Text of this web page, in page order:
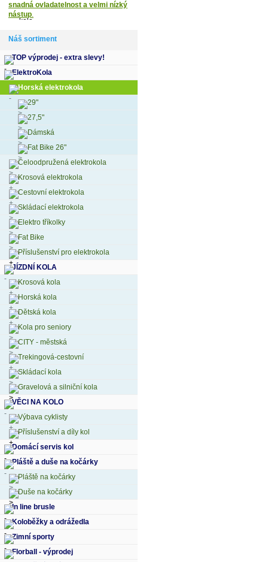
snadná ovladatelnost a velmi nízký
nástup.
Náš sortiment
TOP výprodej - extra slevy!
ElektroKola
Horská elektrokola
29"
27,5"
Dámská
Fat Bike 26"
Celoodpružená elektrokola
Krosová elektrokola
Cestovní elektrokola
Skládací elektrokola
Elektro tříkolky
Fat Bike
Příslušenství pro elektrokola
JÍZDNÍ KOLA
Krosová kola
Horská kola
Dětská kola
Kola pro seniory
CITY - městská
Trekingová-cestovní
Skládací kola
Gravelová a silniční kola
VĚCI NA KOLO
Výbava cyklisty
Příslušenství a díly kol
Domácí servis kol
Pláště a duše na kočárky
Pláště na kočárky
Duše na kočárky
In line brusle
Koloběžky a odrážedla
Zimní sporty
Florball - výprodej